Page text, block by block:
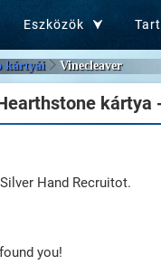
Eszközök
kártyái Vinecleaver
kártya
Hand Recruitot.
you!